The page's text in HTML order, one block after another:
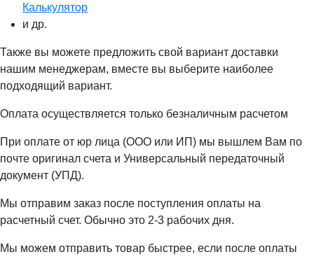
Калькулятор
и др.
Также вы можете предложить свой вариант доставки
нашим менеджерам, вместе вы выберите наиболее
подходящий вариант.
Оплата осуществляется только безналичным расчетом
При оплате от юр лица (ООО или ИП) мы вышлем Вам по
почте оригинал счета и Универсальный передаточный
документ (УПД).
Мы отправим заказ после поступления оплаты на
расчетный счет. Обычно это 2-3 рабочих дня.
Мы можем отправить товар быстрее, если после оплаты